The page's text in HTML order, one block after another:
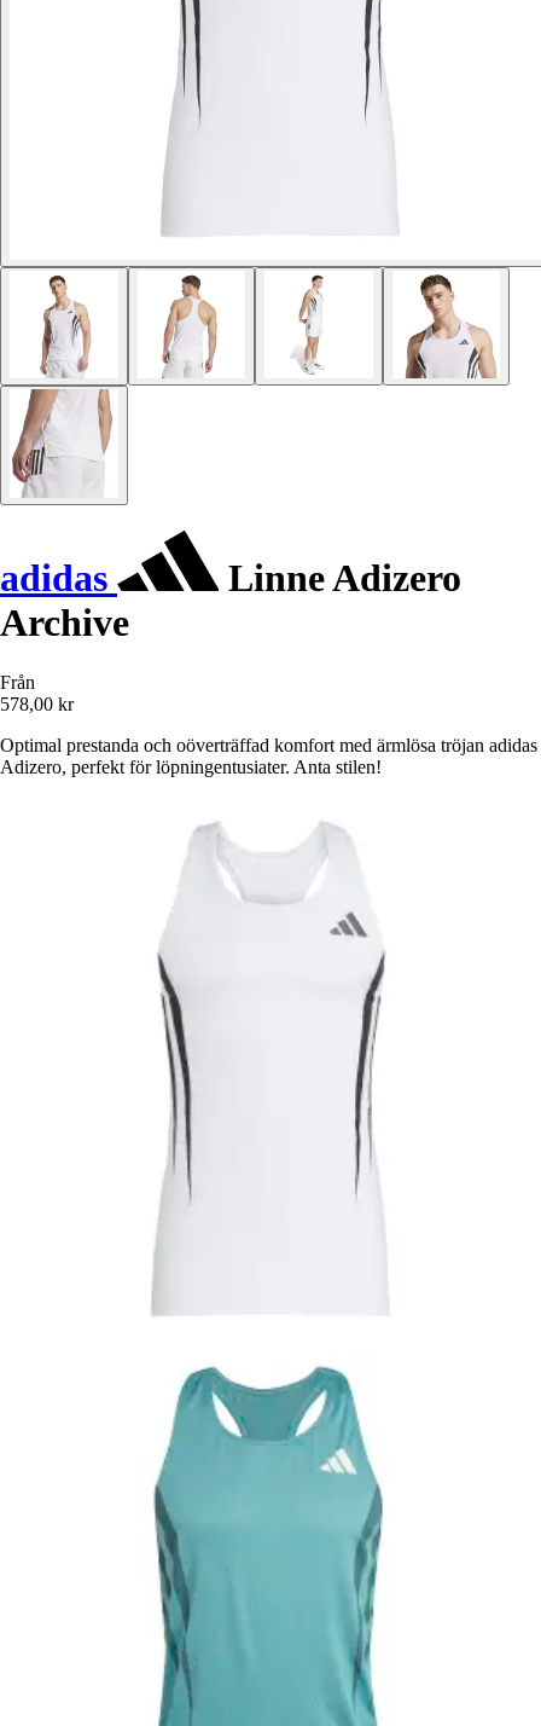
adidas
Linne Adizero
Archive
Från
578,00 kr
Optimal prestanda och oöverträffad komfort med ärmlösa tröjan adidas
Adizero, perfekt för löpningentusiater. Anta stilen!